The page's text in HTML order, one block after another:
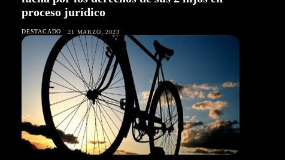
proceso jurídico
DESTACADO 21 MARZO, 2023